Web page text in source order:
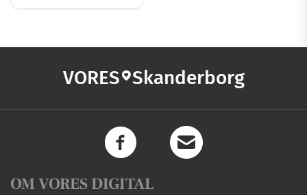
VORES Skanderborg
OM VORES DIGITAL